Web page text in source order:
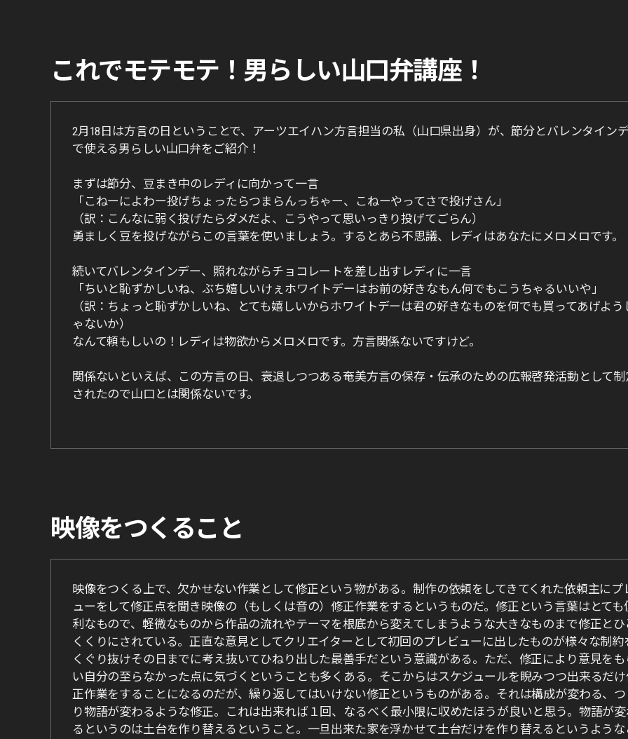
これでモテモテ！男らしい山口弁講座！
2月18日は方言の日ということで、アーツエイハン方言担当の私（山口県出身）が、節分とバレンタイン
で使える男らしい山口弁をご紹介！
まずは節分、豆まき中のレディに向かって一言
「こねーによわー投げちょったらつまらんっちゃー、こねーやってさで投げさん」
（訳：こんなに弱く投げたらダメだよ、こうやって思いっきり投げてごらん）
勇ましく豆を投げながらこの言葉を使いましょう。するとあら不思議、レディはあなたにメロメロです。
続いてバレンタインデー、照れながらチョコレートを差し出すレディに一言
「ちいと恥ずかしいね、ぶち嬉しいけぇホワイトデーはお前の好きなもん何でもこうちゃるいいや」
（訳：ちょっと恥ずかしいね、とても嬉しいからホワイトデーは君の好きなものを何でも買ってあげよう
ゃないか）
なんて頼もしいの！レディは物欲からメロメロです。方言関係ないですけど。
関係ないといえば、この方言の日、衰退しつつある奄美方言の保存・伝承のための広報啓発活動として制
されたので山口とは関係ないです。
映像をつくること
映像をつくる上で、欠かせない作業として修正という物がある。制作の依頼をしてきてくれた依頼主にプ
ューをして修正点を聞き映像の（もしくは音の）修正作業をするというものだ。修正という言葉はとても
利なもので、軽微なものから作品の流れやテーマを根底から変えてしまうような大きなものまで修正とひ
くくりにされている。正直な意見としてクリエイターとして初回のプレビューに出したものが様々な制約
くぐり抜けその日までに考え抜いてひねり出した最善手だという意識がある。ただ、修正により意見をも
い自分の至らなかった点に気づくということも多くある。そこからはスケジュールを睨みつつ出来るだ
正作業をすることになるのだが、繰り返してはいけない修正というものがある。それは構成が変わる、つ
り物語が変わるような修正。これは出来れば１回、なるべく最小限に収めたほうが良いと思う。物語が変
るというのは土台を作り替えるということ。一旦出来た家を浮かせて土台だけを作り替えるというような